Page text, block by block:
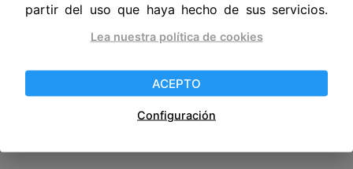
Las direcciones IP son identificadores lógicos
que tal como hemos explicado se utilizan para
No hemos de confundirnos con las direcciones
partir del uso que haya hecho de sus servicios.
Lea nuestra política de cookies
ACEPTO
Configuración